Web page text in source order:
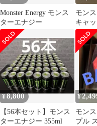
Monster Energy モンス
ターエナジー
モン
キャ
¥8,800
【56本セット】モンス
ターエナジー 355ml
¥
モン
プル